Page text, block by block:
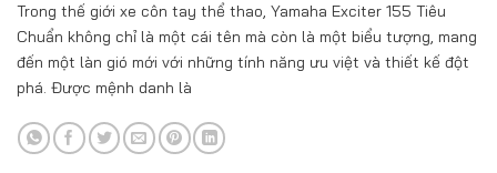
Trong thế giới xe côn tay thể thao, Yamaha Exciter 155 Tiêu
Chuẩn không chỉ là một cái tên mà còn là một biểu tượng, mang
đến một làn gió mới với những tính năng ưu việt và thiết kế đột
phá. Được mệnh danh là